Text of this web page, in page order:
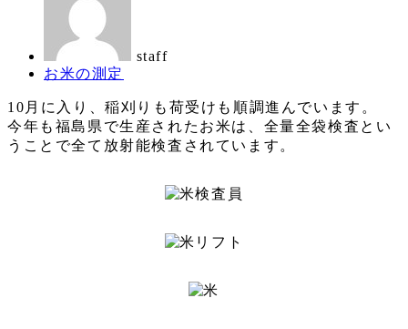
staff
カ
ゴ
リ
ー
お米の測定
10月に入り、稲刈りも荷受けも順調進んでいます。
今年も福島県で生産されたお米は、全量全袋検査とい
うことで全て放射能検査されています。